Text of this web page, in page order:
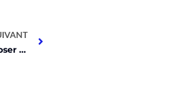
Les baleines du Bitcoin prêtes à faire exploser le prix à 72K$ !